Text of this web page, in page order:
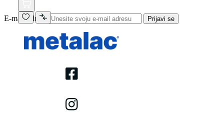
E-mail adresa Prijavi se